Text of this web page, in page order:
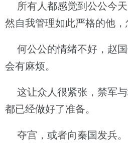
所有人都感觉到公公今
然自我管理如此严格的他，
何公公的情绪不好，赵
会有麻烦。
这让众人很紧张，禁军
都已经做好了准备。
夺宫，或者向秦国发兵。